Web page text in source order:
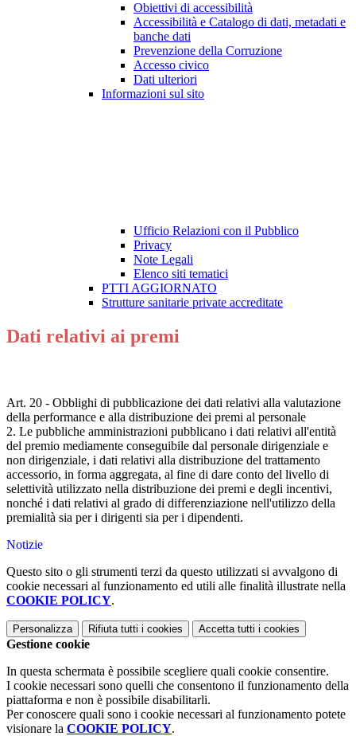
Obiettivi di accessibilità
Accessibilità e Catalogo di dati, metadati e
banche dati
Prevenzione della Corruzione
Accesso civico
Dati ulteriori
Informazioni sul sito
Ufficio Relazioni con il Pubblico
Privacy
Note Legali
Elenco siti tematici
PTTI AGGIORNATO
Strutture sanitarie private accreditate
Dati relativi ai premi
Art. 20 - Obblighi di pubblicazione dei dati relativi alla valutazione
della performance e alla distribuzione dei premi al personale
2. Le pubbliche amministrazioni pubblicano i dati relativi all'entità
del premio mediamente conseguibile dal personale dirigenziale e
non dirigenziale, i dati relativi alla distribuzione del trattamento
accessorio, in forma aggregata, al fine di dare conto del livello di
selettività utilizzato nella distribuzione dei premi e degli incentivi,
nonché i dati relativi al grado di differenziazione nell'utilizzo della
premialità sia per i dirigenti sia per i dipendenti.
Notizie
Questo sito o gli strumenti terzi da questo utilizzati si avvalgono di
cookie necessari al funzionamento ed utili alle finalità illustrate nella
COOKIE POLICY.
Personalizza Rifiuta tutti i cookies Accetta tutti i cookies
Gestione cookie
In questa schermata è possibile scegliere quali cookie consentire.
I cookie necessari sono quelli che consentono il funzionamento della
piattaforma e non è possibile disabilitarli.
Per conoscere quali sono i cookie necessari al funzionamento potete
visionare la COOKIE POLICY.